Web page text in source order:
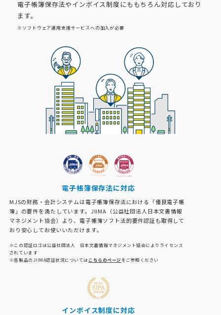
電子帳簿保存法やインボイス制度にももちろん対応しており
ます。
※ソフトウェア運用支援サービスへの加入が必要
電子帳簿保存法に対応
MJSの財務・会計システムは電子帳簿保存法における「優良電子帳
簿」の要件を満たしています。JIIMA（公益社団法人日本文書情報
マネジメント協会）より、電子帳簿ソフト法的要件認証も取得して
おり安心してお使いいただけます。
※この認証ロゴは公益社団法人 日本文書情報マネジメント協会によりライセンス
されています
※各製品のJIIMA認証状況についてはこちらのページをご参照ください
インボイス制度に対応